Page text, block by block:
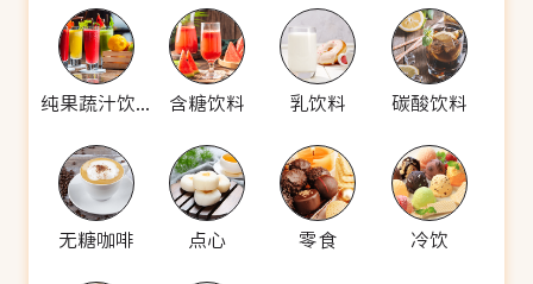
纯果蔬汁饮料 含糖饮料 乳饮料 碳酸饮料
无糖咖啡 点心 零食 冷饮